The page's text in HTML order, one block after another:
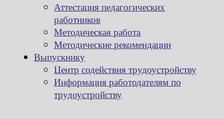
Аттестация педагогических
работников
Методическая работа
Методические рекомендации
Выпускнику
Центр содействия трудоустройству
Информация работодателям по
трудоустройству